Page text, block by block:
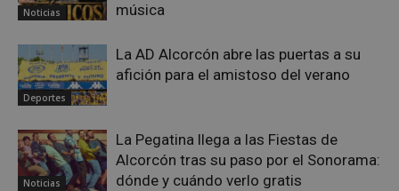
Noticias
música
Deportes
La AD Alcorcón abre las puertas a su
afición para el amistoso del verano
Noticias
La Pegatina llega a las Fiestas de
Alcorcón tras su paso por el Sonorama:
dónde y cuándo verlo gratis
AWSALBCORS